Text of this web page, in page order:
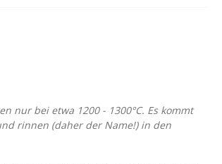
nur bei etwa 1200 - 1300°C. Es kommt
rinnen (daher der Name!) in den